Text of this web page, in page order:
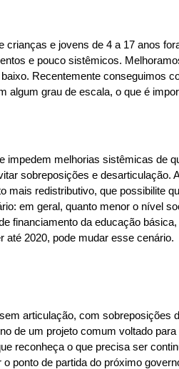
e jovens de 4 a 17 anos
e pouco sistêmicos.
Recentemente conseguimos
algum grau de escala, o que é
melhorias sistêmicas de
sobreposições e desarticulação.
redistributivo, que possibilite
em geral, quanto menor o nível
financiamento da educação
2020, pode mudar esse cenário.
articulação, com sobreposições
de um projeto comum voltado
reconheça o que precisa ser
ponto de partida do próximo